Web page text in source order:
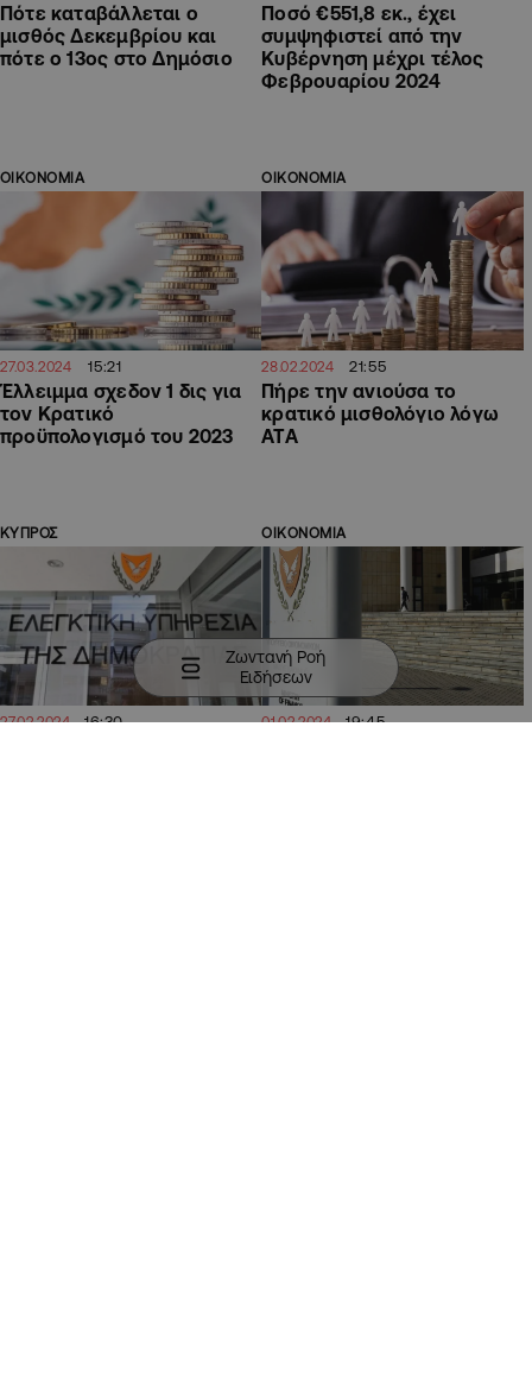
Πότε καταβάλλεται ο
μισθός Δεκεμβρίου και
πότε ο 13ος στο Δημόσιο
Ποσό €551,8 εκ., έχει
συμψηφιστεί από την
Κυβέρνηση μέχρι τέλος
Φεβρουαρίου 2024
ΟΙΚΟΝΟΜΙΑ
27.03.2024 15:21
Έλλειμμα σχεδον 1 δις για
τον Κρατικό
προϋπολογισμό του 2023
ΟΙΚΟΝΟΜΙΑ
28.02.2024 21:55
Πήρε την ανιούσα το
κρατικό μισθολόγιο λόγω
ΑΤΑ
ΚΥΠΡΟΣ
27.02.2024 16:30
ΟΙΚΟΝΟΜΙΑ
01.02.2024 19:45
Ζωντανή Ροή
Ειδήσεων